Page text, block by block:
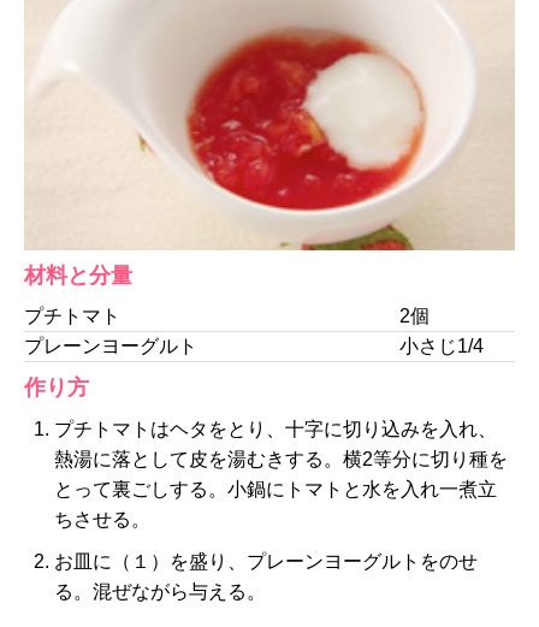
材料と分量
プチトマト
2個
プレーンヨーグルト
小さじ1/4
作り方
プチトマトはヘタをとり、十字に切り込みを入れ、
熱湯に落として皮を湯むきする。横2等分に切り種を
とって裏ごしする。小鍋にトマトと水を入れ一煮立
ちさせる。
お皿に（１）を盛り、プレーンヨーグルトをのせ
る。混ぜながら与える。